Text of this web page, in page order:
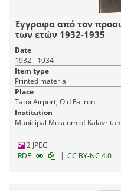
Έγγραφα από τον
των ετών 1932-1935
Date
1932 - 1934
Item type
Printed material
Place
Tatoi Airport, Old Faliron
Institution
Municipal Museum of
2 JPEG
RDF
| CC BY-NC 4.0